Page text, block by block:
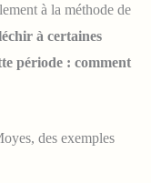
à la méthode de
à certaines
période : comment
des exemples